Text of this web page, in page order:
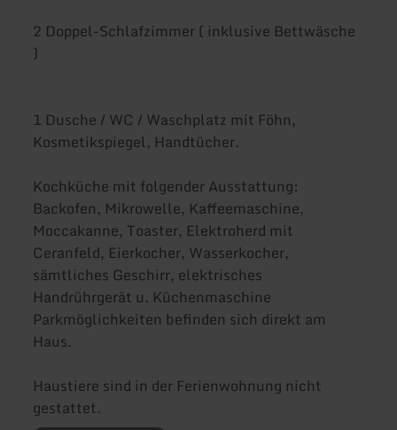
2 Doppel-Schlafzimmer ( inklusive Bettwäsche
)
1 Dusche / WC / Waschplatz mit Föhn,
Kosmetikspiegel, Handtücher.
Kochküche mit folgender Ausstattung:
Backofen, Mikrowelle, Kaffeemaschine,
Moccakanne, Toaster, Elektroherd mit
Ceranfeld, Eierkocher, Wasserkocher,
sämtliches Geschirr, elektrisches
Handrührgerät u. Küchenmaschine
Parkmöglichkeiten befinden sich direkt am
Haus.
Haustiere sind in der Ferienwohnung nicht
gestattet.